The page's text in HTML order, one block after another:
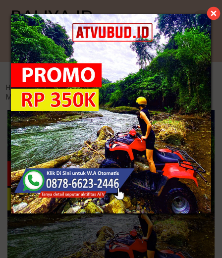
Kategori
Home >Sandal Wedges Wanita >Rumit! Inilah 3 Tahapan Cara
Membuat Sandal Kelom Geulis